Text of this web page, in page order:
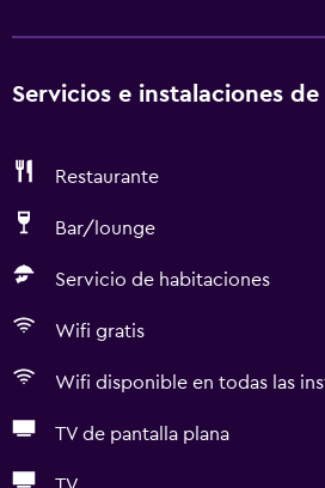
Servicios e instalaciones de
Restaurante
Bar/lounge
Servicio de habitaciones
Wifi gratis
Wifi disponible en todas las
TV de pantalla plana